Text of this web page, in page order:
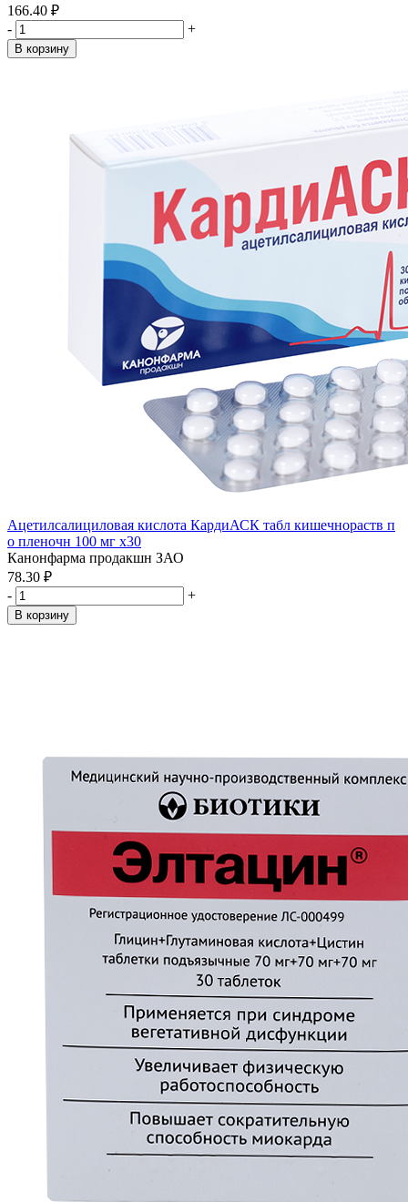
166.40 ₽
-
+
В корзину
Ацетилсалициловая кислота КардиАСК табл кишечнораств п
о пленочн 100 мг x30
Канонфарма продакшн ЗАО
78.30 ₽
-
+
В корзину